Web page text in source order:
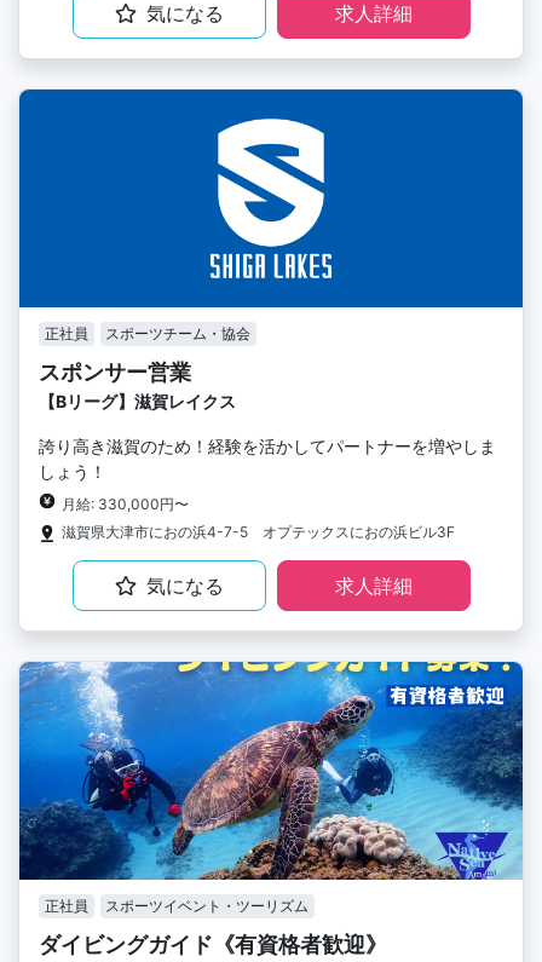
気になる 求人詳細
正社員 スポーツチーム・協会
スポンサー営業
【Bリーグ】滋賀レイクス
誇り高き滋賀のため！経験を活かしてパートナーを増やしま
しょう！
月給: 330,000円〜
滋賀県大津市におの浜4-7-5 オプテックスにおの浜ビル3F
気になる 求人詳細
正社員 スポーツイベント・ツーリズム
ダイビングガイド《有資格者歓迎》